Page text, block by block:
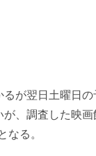
が翌日土曜日
、調査した映
なる。